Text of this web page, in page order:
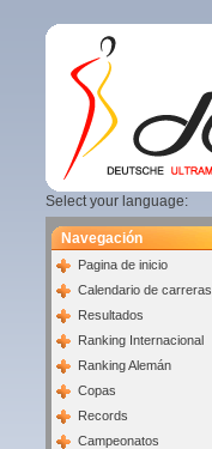
Select your language:
Navegación
Pagina de inicio
Calendario de carreras
Resultados
Ranking Internacional
Ranking Alemán
Copas
Records
Campeonatos